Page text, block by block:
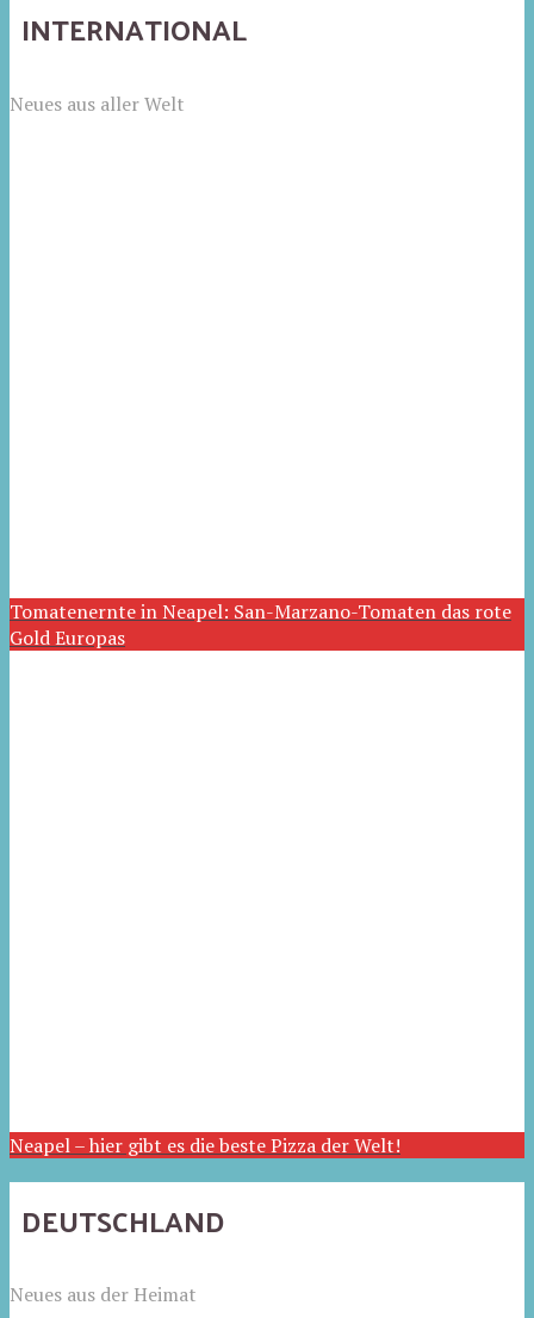
INTERNATIONAL
Neues aus aller Welt
Tomatenernte in Neapel: San-Marzano-Tomaten das rote
Gold Europas
Neapel – hier gibt es die beste Pizza der Welt!
DEUTSCHLAND
Neues aus der Heimat